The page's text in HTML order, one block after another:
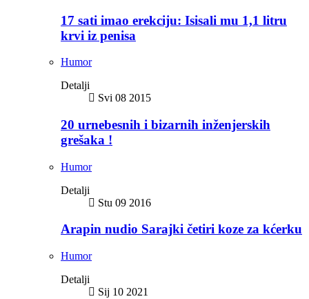
17 sati imao erekciju: Isisali mu 1,1 litru
krvi iz penisa
Humor
Detalji
Svi 08 2015
20 urnebesnih i bizarnih inženjerskih
grešaka !
Humor
Detalji
Stu 09 2016
Arapin nudio Sarajki četiri koze za kćerku
Humor
Detalji
Sij 10 2021